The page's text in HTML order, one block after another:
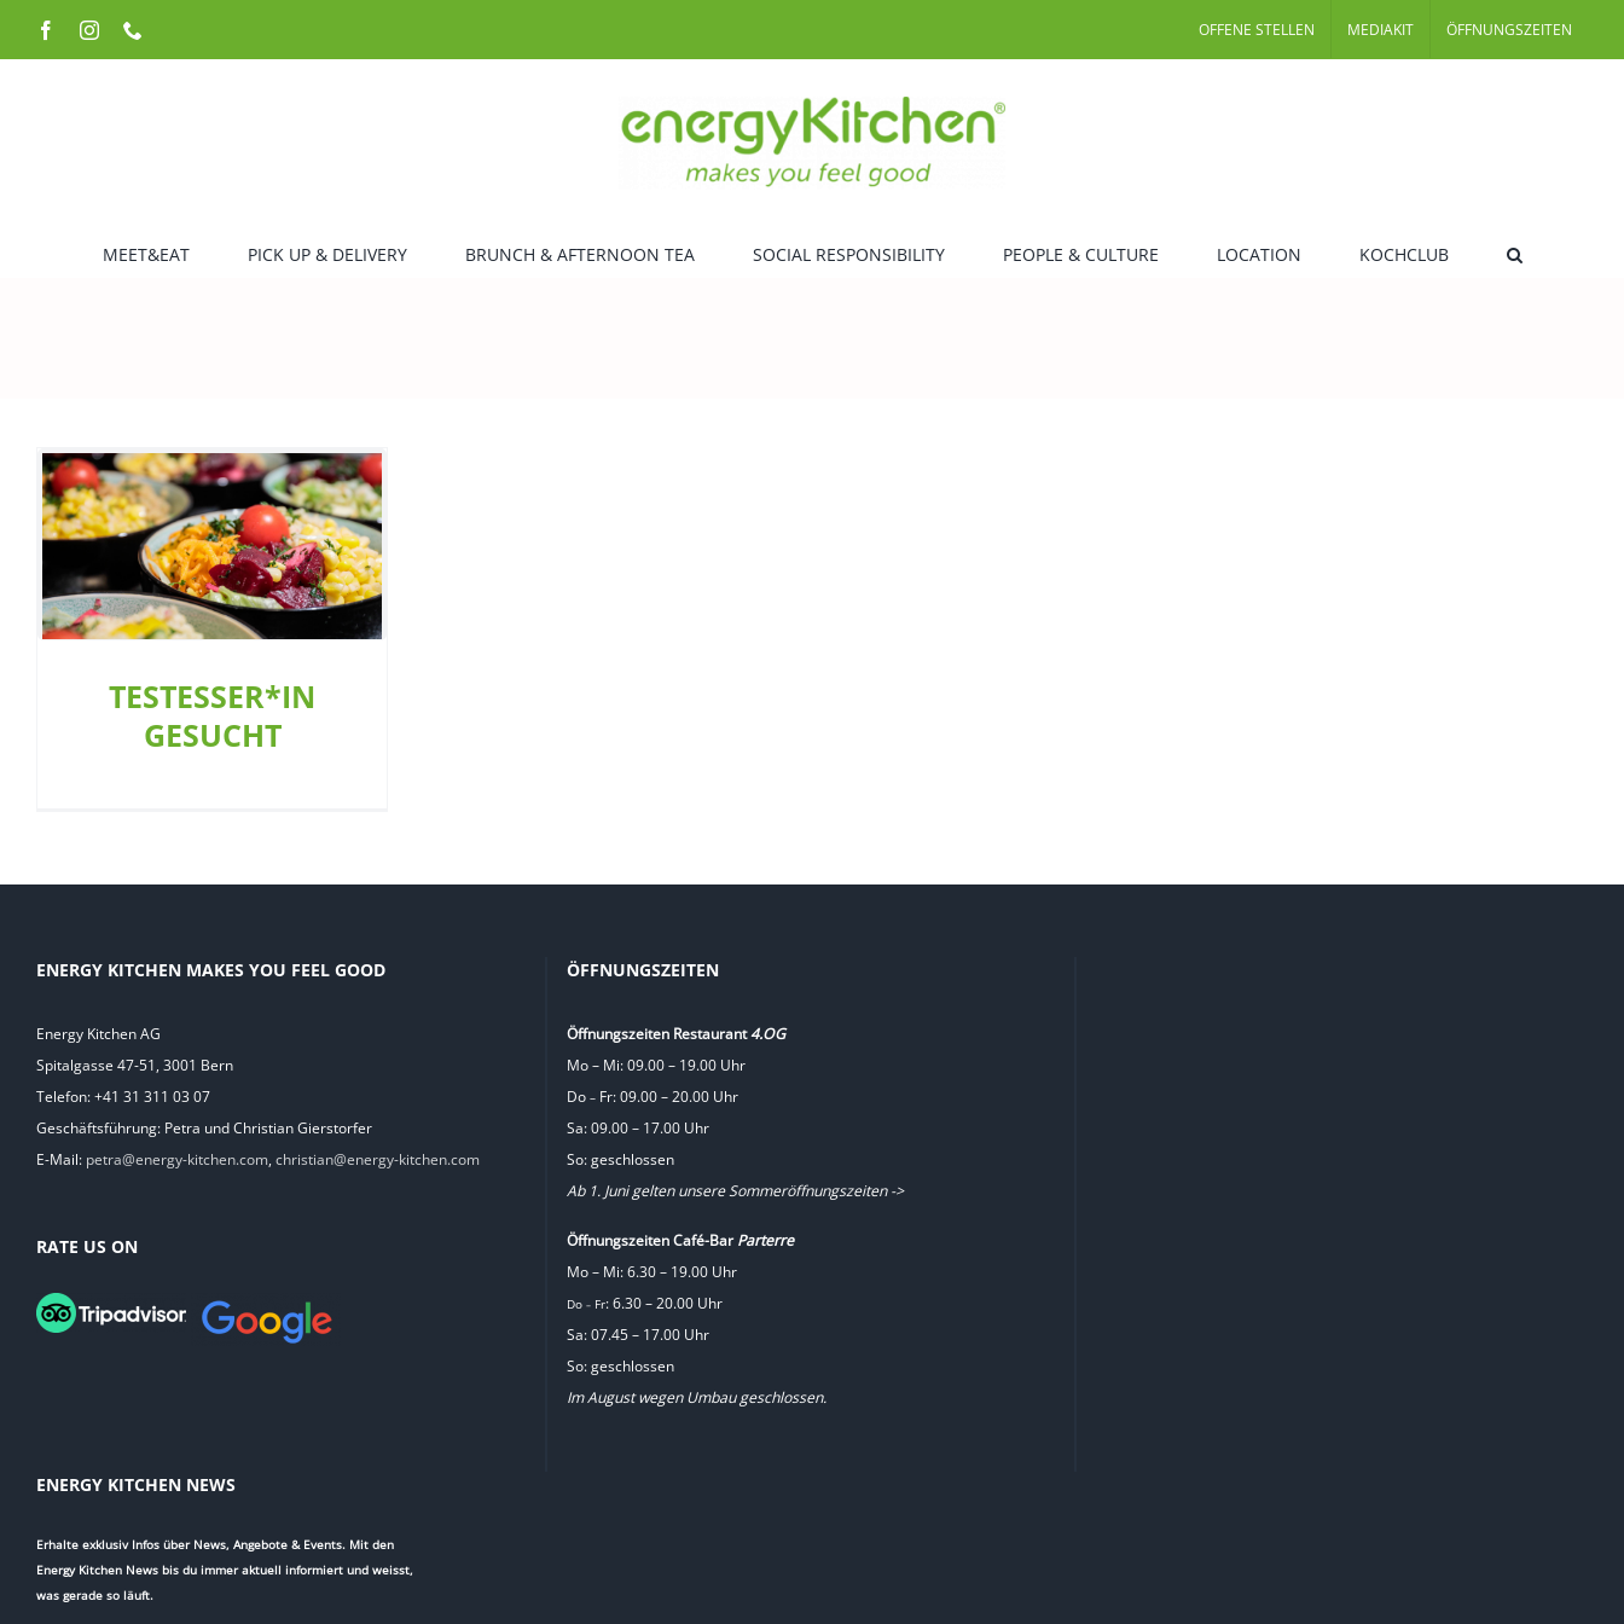
Inhalt
FacebookInstagram OFFENE STELLEN MEDIAKIT ÖFFNUNGSZEITEN
MEET&EAT PICK UP & DELIVERY BRUNCH & AFTERNOON TEA SOCIAL RESPONSIBILITY PEOPLE & CULTURE LOCATION KOCHCLUB
TESTESSER*IN
GESUCHT
ENERGY KITCHEN MAKES YOU FEEL GOOD
Energy Kitchen AG
Spitalgasse 47-51, 3001 Bern
Telefon: +41 31 311 03 07
Geschäftsführung: Petra und Christian Gierstorfer
E-Mail: petra@energy-kitchen.com, christian@energy-kitchen.com
RATE US ON
ÖFFNUNGSZEITEN
Öffnungszeiten Restaurant4.OG
Mo – Mi: 09.00 – 19.00 Uhr
Do –Fr: 09.00 – 20.00 Uhr
Sa: 09.00 – 17.00 Uhr
So: geschlossen
Ab 1. Juni gelten unsere Sommeröffnungszeiten ->
Öffnungszeiten Café-BarParterre
Mo – Mi: 6.30 – 19.00 Uhr
Do –Fr: 6.30 – 20.00 Uhr
Sa: 07.45 – 17.00 Uhr
So: geschlossen
Im August wegen Umbau geschlossen.
ENERGY KITCHEN NEWS
Erhalte exklusiv Infos über News, Angebote & Events. Mit den
Energy Kitchen News bis du immer aktuell informiert und weisst,
was gerade so läuft.